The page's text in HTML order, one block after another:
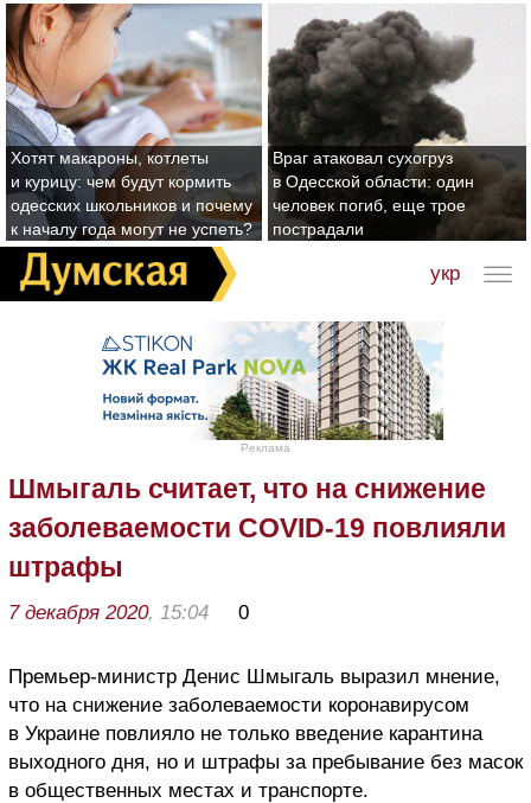
Хотят макароны, котлеты
и курицу: чем будут кормить
одесских школьников и почему
к началу года могут не успеть?
Враг атаковал сухогруз
в Одесской области: один
человек погиб, еще трое
пострадали
укр
Реклама
Шмыгаль считает, что на снижение
заболеваемости COVID-19 повлияли
штрафы
7 декабря 2020, 15:04 0
Премьер-министр Денис Шмыгаль выразил мнение,
что на снижение заболеваемости коронавирусом
в Украине повлияло не только введение карантина
выходного дня, но и штрафы за пребывание без масок
в общественных местах и транспорте.